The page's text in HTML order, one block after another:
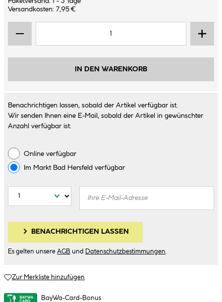
Versandkosten: 7,95 €
IN DEN WARENKORB
Benachrichtigen lassen, sobald der Artikel verfügbar ist.
Wir senden Ihnen eine E-Mail, sobald der Artikel in gewünschter
Anzahl verfügbar ist.
Online verfügbar
Im Markt Bad Hersfeld verfügbar
BENACHRICHTIGEN LASSEN
Es gelten unsere AGB und Datenschutzbestimmungen
Zur Merkliste hinzufügen
BayWa-Card-Bonus